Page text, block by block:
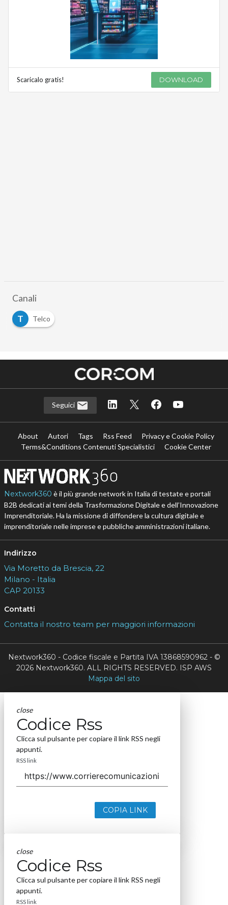
Scaricalo gratis! DOWNLOAD
Canali
T
Telco
Seguici
About Autori Tags Rss Feed
Privacy e Cookie Policy
Terms&Conditions Contenuti Specialistici
Cookie Center
Nextwork360 è il più grande network in Italia di testate e portali
B2B dedicati ai temi della Trasformazione Digitale e dell’Innovazione
Imprenditoriale. Ha la missione di diffondere la cultura digitale e
imprenditoriale nelle imprese e pubbliche amministrazioni italiane.
Indirizzo
Via Moretto da Brescia, 22
Milano - Italia
CAP 20133
Contatti
Contatta il nostro team per maggiori informazioni
Nextwork360 - Codice fiscale e Partita IVA 13868590962 - ©
2026 Nextwork360. ALL RIGHTS RESERVED. ISP AWS
Mappa del sito
close
Codice Rss
Clicca sul pulsante per copiare il link RSS negli
appunti.
RSS link
COPIA LINK
close
Codice Rss
Clicca sul pulsante per copiare il link RSS negli
appunti.
RSS link